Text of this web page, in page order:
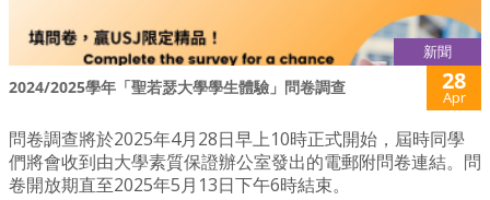
新聞
2024/2025學年「聖若瑟大學學生體驗」問卷調查 28
Apr
問卷調查將於2025年4月28日早上10時正式開始，屆時同學
們將會收到由大學素質保證辦公室發出的電郵附問卷連結。問
卷開放期直至2025年5月13日下午6時結束。